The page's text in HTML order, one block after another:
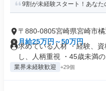
9割が未経験スタート！あな
〒880-0805宮崎県宮崎市橘
月給25万円～50万円
求めている人材 ・経験、
し、人柄重視 ・45歳未満の
業界未経験歓迎 +29個